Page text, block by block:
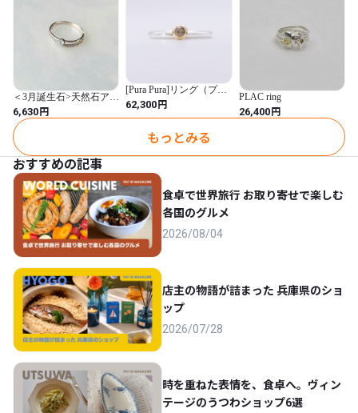
＜3月誕生石>天然石アク
アマリンと繊細な編みこ
み2連 / 重ねつけリング
《送料無料》
6,630円
[Pura Pura]リング（プレ
ーン）｜K18コンビ
62,300円
PLAC ring
26,400円
もっとみる
おすすめの記事
食卓で世界旅行 お取り寄せで楽しむ
各国のグルメ
2026/08/04
店主の物語が詰まった 兵庫県のショ
ップ
2026/07/28
時を重ねた表情を、食卓へ。ヴィン
テージのうつわショップ6選